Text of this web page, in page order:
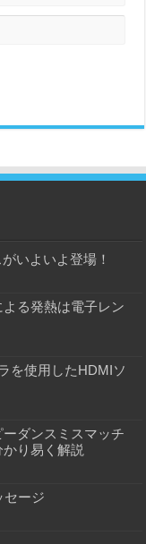
いよいよ登場！
る発熱は電子レン
を使用したHDMIソ
ダンスミスマッチ
り易く解説
セージ